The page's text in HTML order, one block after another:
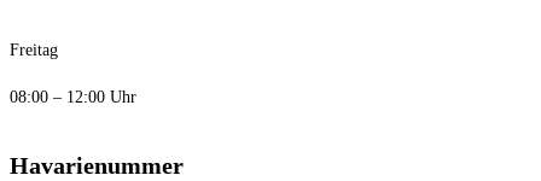
Freitag
08:00 – 12:00 Uhr
Havarienummer